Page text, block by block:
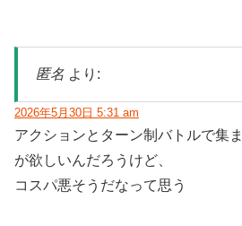
匿名 より:
2026年5月30日 5:31 am
アクションとターン制バトルで集
が欲しいんだろうけど、
コスパ悪そうだなって思う